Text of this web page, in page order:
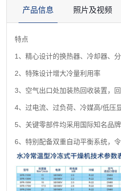
产品信息 照片及视频
特点
1、精心设计的换热器、冷却器、
2、特殊设计增大冷量利用率
3、空气出口处加装热回收装置，
4、过电流、过负荷、冷媒高/低压
5、关键零部件均采用国际知名品
6、特别配备双重自动平衡系统，